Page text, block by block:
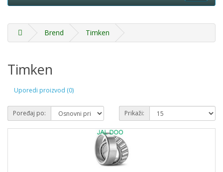
Brend Timken
Timken
Uporedi proizvod (0)
Poređaj po: Prikaži: